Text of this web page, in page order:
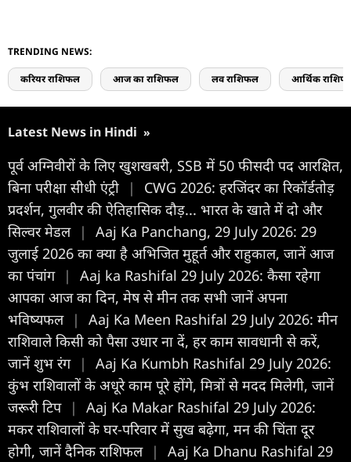
TRENDING NEWS:
करियर राशिफल आज का राशिफल लव राशिफल आर्थिक
Latest News in Hindi »
पूर्व अग्निवीरों के लिए खुशखबरी, SSB में 50 फीसदी पद आरक्षित,
बिना परीक्षा सीधी एंट्री
|
CWG 2026: हरजिंदर का रिकॉर्डतोड़
प्रदर्शन, गुलवीर की ऐतिहासिक दौड़... भारत के खाते में दो और
सिल्वर मेडल |
Aaj Ka Panchang, 29 July 2026: 29
जुलाई 2026 का क्या है अभिजित मुहूर्त और राहुकाल, जानें आज
का पंचांग |
Aaj ka Rashifal 29 July 2026: कैसा रहेगा
आपका आज का द‍िन, मेष से मीन तक सभी जानें अपना
भविष्यफल |
Aaj Ka Meen Rashifal 29 July 2026: मीन
राशिवाले किसी को पैसा उधार ना दें, हर काम सावधानी से करें,
जानें शुभ रंग |
Aaj Ka Kumbh Rashifal 29 July 2026:
कुंभ राशिवालों के अधूरे काम पूरे होंगे, मित्रों से मदद मिलेगी, जानें
जरूरी टिप |
Aaj Ka Makar Rashifal 29 July 2026:
मकर राशिवालों के घर-परिवार में सुख बढ़ेगा, मन की चिंता दूर
होगी, जानें दैनिक राशिफल |
Aaj Ka Dhanu Rashifal 29